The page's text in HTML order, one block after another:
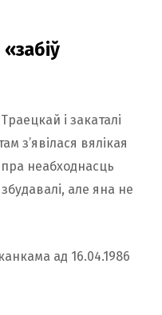
і закаталі
з’явілася вялікая
неабходнасць
але яна не
ад 16.04.1986